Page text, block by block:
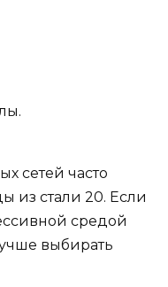
сетей часто
из стали 20. Если
средой
выбирать